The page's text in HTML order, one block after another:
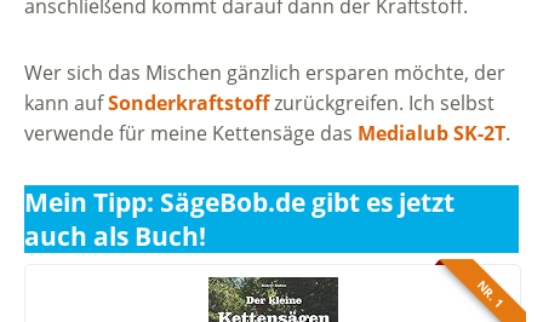
anschließend kommt darauf dann der Kraftstoff.
Wer sich das Mischen gänzlich ersparen möchte, der
kann aufSonderkraftstoffzurückgreifen. Ich selbst
verwende für meine Kettensäge das Medialub SK-2T.
Mein Tipp: SägeBob.de gibt es jetzt
auch als Buch!
NR. 1